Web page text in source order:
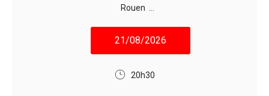
Rouen ...
21/08/2026
20h30